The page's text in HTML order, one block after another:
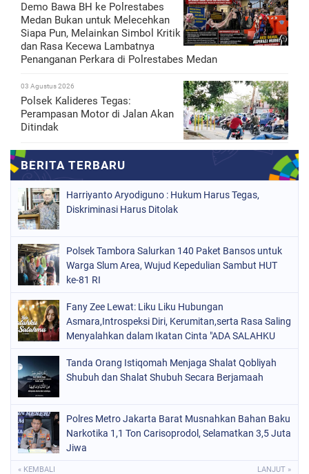
Demo Bawa BH ke Polrestabes
Medan Bukan untuk Melecehkan
Siapa Pun, Melainkan Simbol Kritik
dan Rasa Kecewa Lambatnya
Penanganan Perkara di Polrestabes Medan
03 Agustus 2026
Polsek Kalideres Tegas:
Perampasan Motor di Jalan Akan
Ditindak
Harriyanto Aryodiguno : Hukum Harus Tegas,
Diskriminasi Harus Ditolak
Polsek Tambora Salurkan 140 Paket Bansos untuk
Warga Slum Area, Wujud Kepedulian Sambut HUT
ke-81 RI
Fany Zee Lewat: Liku Liku Hubungan
Asmara,Introspeksi Diri, Kerumitan,serta Rasa Saling
Menyalahkan dalam Ikatan Cinta "ADA SALAHKU
Tanda Orang Istiqomah Menjaga Shalat Qobliyah
Shubuh dan Shalat Shubuh Secara Berjamaah
Polres Metro Jakarta Barat Musnahkan Bahan Baku
Narkotika 1,1 Ton Carisoprodol, Selamatkan 3,5 Juta
Jiwa
« KEMBALI LANJUT »